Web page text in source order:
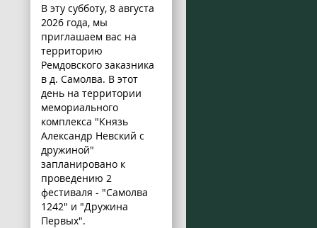
В эту субботу, 8 августа
2026 года, мы
приглашаем вас на
территорию
Ремдовского заказника
в д. Самолва. В этот
день на территории
мемориального
комплекса "Князь
Александр Невский с
дружиной"
запланировано к
проведению 2
фестиваля - "Самолва
1242" и "Дружина
Первых".